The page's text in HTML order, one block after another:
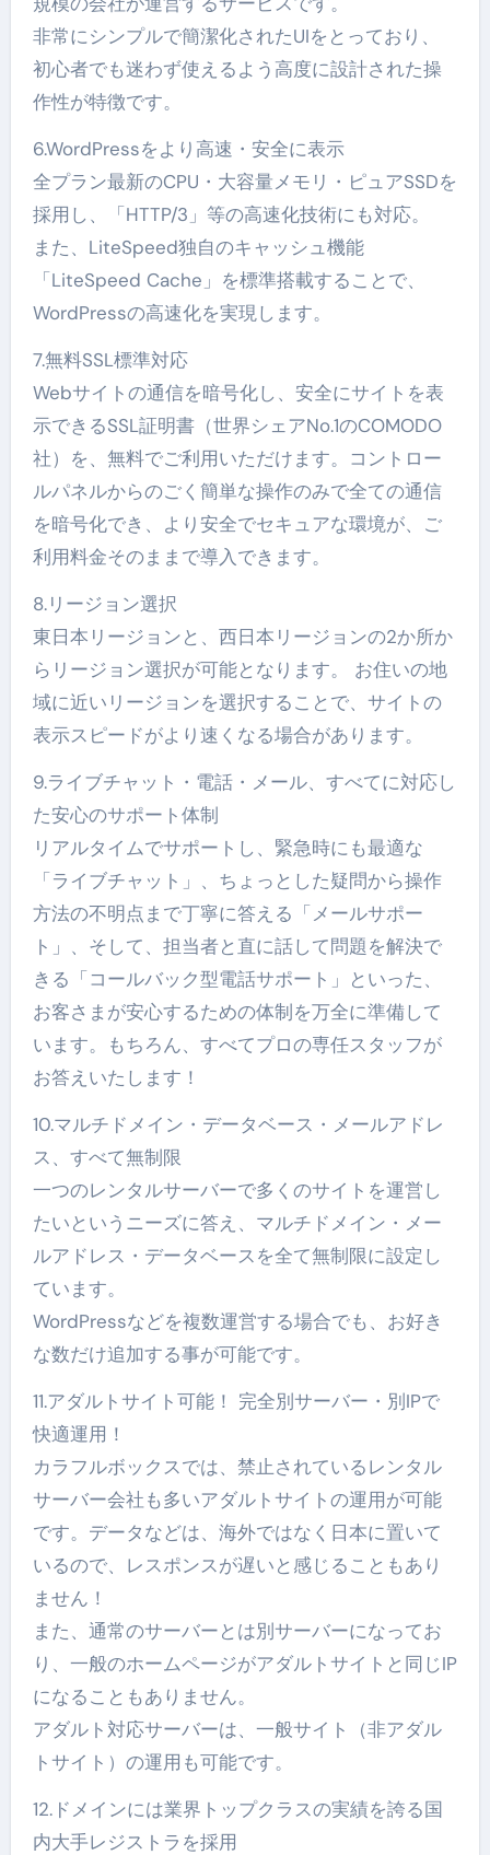
非常にシンプルで簡潔化されたUIをとっており、
初心者でも迷わず使えるよう高度に設計された操
作性が特徴です。
6.WordPressをより高速・安全に表示
全プラン最新のCPU・大容量メモリ・ピュアSSDを
採用し、「HTTP/3」等の高速化技術にも対応。
また、LiteSpeed独自のキャッシュ機能
「LiteSpeed Cache」を標準搭載することで、
WordPressの高速化を実現します。
7.無料SSL標準対応
Webサイトの通信を暗号化し、安全にサイトを表
示できるSSL証明書（世界シェアNo.1のCOMODO
社）を、無料でご利用いただけます。コントロー
ルパネルからのごく簡単な操作のみで全ての通信
を暗号化でき、より安全でセキュアな環境が、ご
利用料金そのままで導入できます。
8.リージョン選択
東日本リージョンと、西日本リージョンの2か所か
らリージョン選択が可能となります。 お住いの地
域に近いリージョンを選択することで、サイトの
表示スピードがより速くなる場合があります。
9.ライブチャット・電話・メール、すべてに対応し
た安心のサポート体制
リアルタイムでサポートし、緊急時にも最適な
「ライブチャット」、ちょっとした疑問から操作
方法の不明点まで丁寧に答える「メールサポー
ト」、そして、担当者と直に話して問題を解決で
きる「コールバック型電話サポート」といった、
お客さまが安心するための体制を万全に準備して
います。もちろん、すべてプロの専任スタッフが
お答えいたします！
10.マルチドメイン・データベース・メールアドレ
ス、すべて無制限
一つのレンタルサーバーで多くのサイトを運営し
たいというニーズに答え、マルチドメイン・メー
ルアドレス・データベースを全て無制限に設定し
ています。
WordPressなどを複数運営する場合でも、お好き
な数だけ追加する事が可能です。
11.アダルトサイト可能！ 完全別サーバー・別IPで
快適運用！
カラフルボックスでは、禁止されているレンタル
サーバー会社も多いアダルトサイトの運用が可能
です。データなどは、海外ではなく日本に置いて
いるので、レスポンスが遅いと感じることもあり
ません！
また、通常のサーバーとは別サーバーになってお
り、一般のホームページがアダルトサイトと同じIP
になることもありません。
アダルト対応サーバーは、一般サイト（非アダル
トサイト）の運用も可能です。
12.ドメインには業界トップクラスの実績を誇る国
内大手レジストラを採用